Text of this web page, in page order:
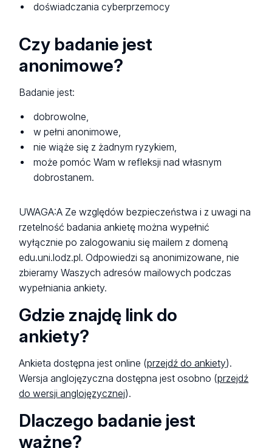
doświadczania cyberprzemocy
Czy badanie jest
anonimowe?
Badanie jest:
dobrowolne,
w pełni anonimowe,
nie wiąże się z żadnym ryzykiem,
może pomóc Wam w refleksji nad własnym
dobrostanem.
UWAGA:A Ze względów bezpieczeństwa i z uwagi na
rzetelność badania ankietę można wypełnić
wyłącznie po zalogowaniu się mailem z domeną
edu.uni.lodz.pl. Odpowiedzi są anonimizowane, nie
zbieramy Waszych adresów mailowych podczas
wypełniania ankiety.
Gdzie znajdę link do
ankiety?
Ankieta dostępna jest online (przejdź do ankiety).
Wersja anglojęzyczna dostępna jest osobno (przejdź
do wersji anglojęzycznej).
Dlaczego badanie jest
ważne?